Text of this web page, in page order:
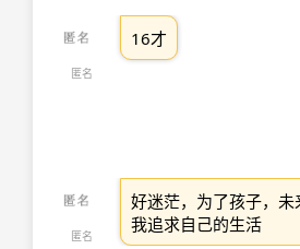
匿名
16才
匿名
好迷茫，为了孩子，
我追求自己的生活